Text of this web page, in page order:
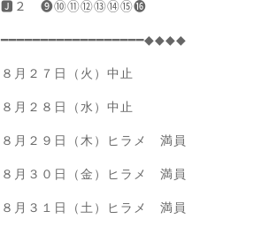
🅹２ ❾⑩⑪⑫⑬⑭⑮⓰
━━━━━━━━━━━━━━━━━━◆◆◆◆
８月２７日（火）中止
８月２８日（水）中止
８月２９日（木）ヒラメ 満員
８月３０日（金）ヒラメ 満員
８月３１日（土）ヒラメ 満員